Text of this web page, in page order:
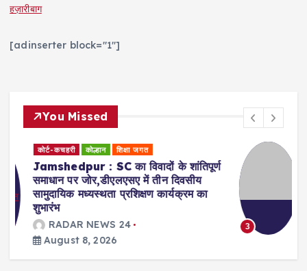
हज़ारीबाग
[adinserter block="1"]
You Missed
3
धर्म समाज कोल्हान
Jamshedpur : सुल्तानगंज के पावन
गंगाजल से साकची शिव मंदिर में 11 को होगा
बाबा भोलेनाथ का सहस्त्रघट जलाभिषेक
August 8, 2026